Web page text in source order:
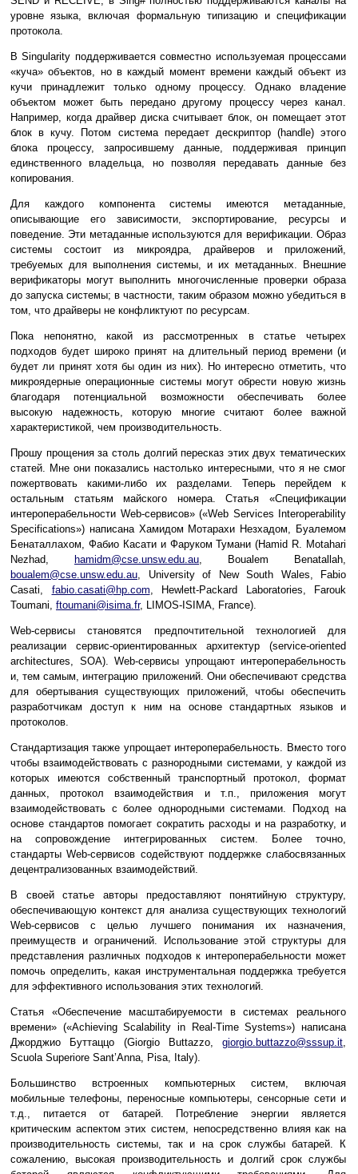
уровне языка, включая формальную типизацию и спецификации
протокола.
В Singularity поддерживается совместно используемая процессами
«куча» объектов, но в каждый момент времени каждый объект из
кучи принадлежит только одному процессу. Однако владение
объектом может быть передано другому процессу через канал.
Например, когда драйвер диска считывает блок, он помещает этот
блок в кучу. Потом система передает дескриптор (handle) этого
блока процессу, запросившему данные, поддерживая принцип
единственного владельца, но позволяя передавать данные без
копирования.
Для каждого компонента системы имеются метаданные,
описывающие его зависимости, экспортирование, ресурсы и
поведение. Эти метаданные используются для верификации. Образ
системы состоит из микроядра, драйверов и приложений,
требуемых для выполнения системы, и их метаданных. Внешние
верификаторы могут выполнить многочисленные проверки образа
до запуска системы; в частности, таким образом можно убедиться в
том, что драйверы не конфликтуют по ресурсам.
Пока непонятно, какой из рассмотренных в статье четырех
подходов будет широко принят на длительный период времени (и
будет ли принят хотя бы один из них). Но интересно отметить, что
микроядерные операционные системы могут обрести новую жизнь
благодаря потенциальной возможности обеспечивать более
высокую надежность, которую многие считают более важной
характеристикой, чем производительность.
Прошу прощения за столь долгий пересказ этих двух тематических
статей. Мне они показались настолько интересными, что я не смог
пожертвовать какими-либо их разделами. Теперь перейдем к
остальным статьям майского номера. Статья «Спецификации
интероперабельности Web-сервисов» («Web Services Interoperability
Specifications») написана Хамидом Мотарахи Незхадом, Буалемом
Бенаталлахом, Фабио Касати и Фаруком Тумани (Hamid R. Motahari
Nezhad,
hamidm@cse.unsw.edu.au, Boualem Benatallah,
boualem@cse.unsw.edu.au, University of New South Wales, Fabio
Casati, fabio.casati@hp.com, Hewlett-Packard Laboratories, Farouk
Toumani, ftoumani@isima.fr, LIMOS-ISIMA, France).
Web-сервисы становятся предпочтительной технологией для
реализации сервис-ориентированных архитектур (service-oriented
architectures, SOA). Web-сервисы упрощают интероперабельность
и, тем самым, интеграцию приложений. Они обеспечивают средства
для обертывания существующих приложений, чтобы обеспечить
разработчикам доступ к ним на основе стандартных языков и
протоколов.
Стандартизация также упрощает интероперабельность. Вместо того
чтобы взаимодействовать с разнородными системами, у каждой из
которых имеются собственный транспортный протокол, формат
данных, протокол взаимодействия и т.п., приложения могут
взаимодействовать с более однородными системами. Подход на
основе стандартов помогает сократить расходы и на разработку, и
на сопровождение интегрированных систем. Более точно,
стандарты Web-сервисов содействуют поддержке слабосвязанных
децентрализованных взаимодействий.
В своей статье авторы предоставляют понятийную структуру,
обеспечивающую контекст для анализа существующих технологий
Web-сервисов с целью лучшего понимания их назначения,
преимуществ и ограничений. Использование этой структуры для
представления различных подходов к интероперабельности может
помочь определить, какая инструментальная поддержка требуется
для эффективного использования этих технологий.
Статья «Обеспечение масштабируемости в системах реального
времени» («Achieving Scalability in Real-Time Systems») написана
Джорджио Буттаццо (Giorgio Buttazzo, giorgio.buttazzo@sssup.it,
Scuola Superiore Sant’Anna, Pisa, Italy).
Большинство встроенных компьютерных систем, включая
мобильные телефоны, переносные компьютеры, сенсорные сети и
т.д., питается от батарей. Потребление энергии является
критическим аспектом этих систем, непосредственно влияя как на
производительность системы, так и на срок службы батарей. К
сожалению, высокая производительность и долгий срок службы